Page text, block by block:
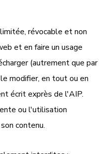
révocable et non
et en faire un usage
(autrement que par
modifier, en tout ou en
écrit exprès de l'AIP.
ou l'utilisation
contenu.